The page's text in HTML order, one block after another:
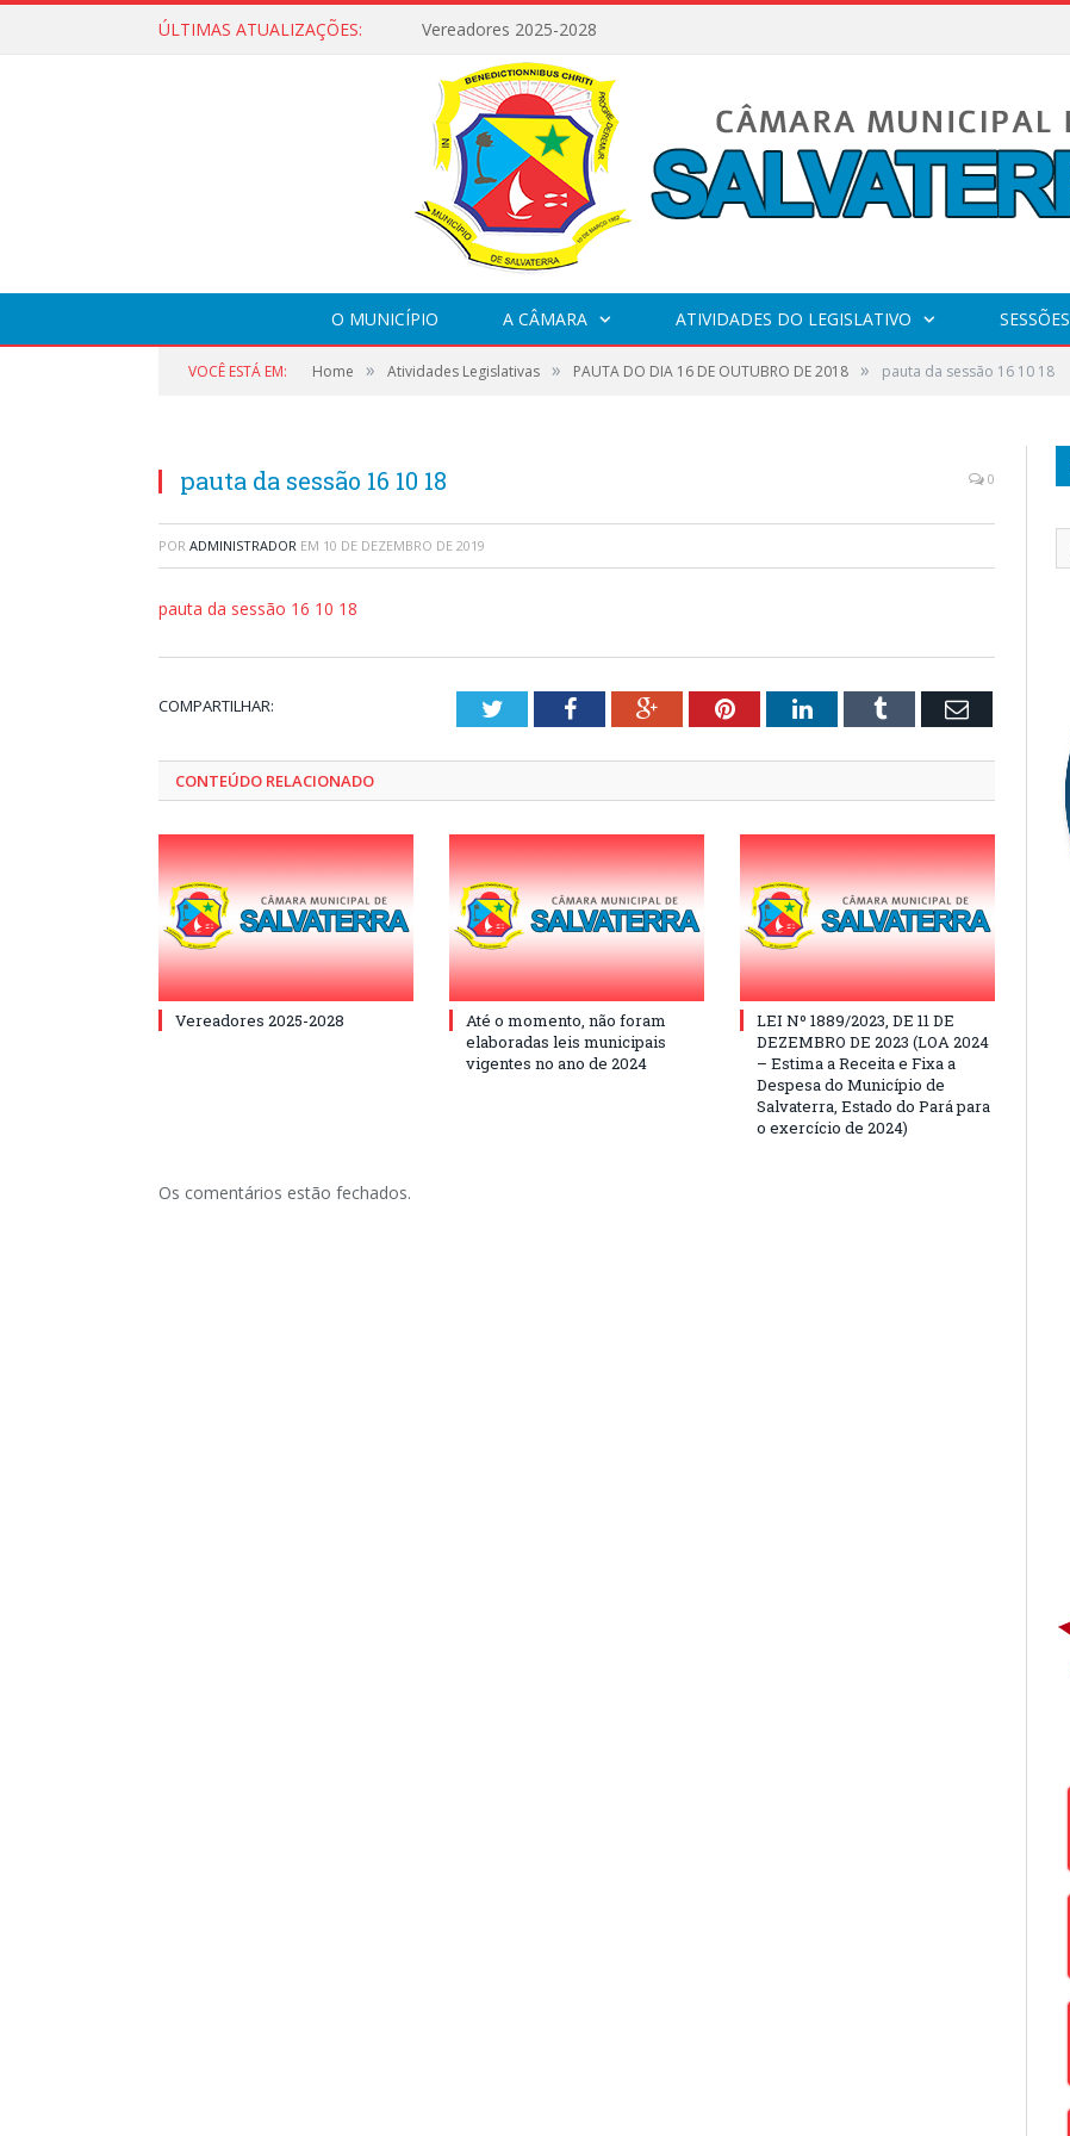
ÚLTIMAS ATUALIZAÇÕES: Vereadores 2025-2028
O MUNICÍPIO A CÂMARA ATIVIDADES DO LEGISLATIVO SESSÕES
VOCÊ ESTÁ EM: Home » Atividades Legislativas » PAUTA DO DIA 16 DE OUTUBRO DE 2018 » pauta da sessão 16 10 18
pauta da sessão 16 10 18 0
POR ADMINISTRADOR EM 10 DE DEZEMBRO DE 2019
pauta da sessão 16 10 18
COMPARTILHAR: TwitterFacebookGoogle+PinterestLinkedInTumblr Email
CONTEÚDO RELACIONADO
Vereadores 2025-2028
Até o momento, não foram
elaboradas leis municipais
vigentes no ano de 2024
LEI Nº 1889/2023, DE 11 DE
DEZEMBRO DE 2023 (LOA 2024
– Estima a Receita e Fixa a
Despesa do Município de
Salvaterra, Estado do Pará para
o exercício de 2024)
Os comentários estão fechados.